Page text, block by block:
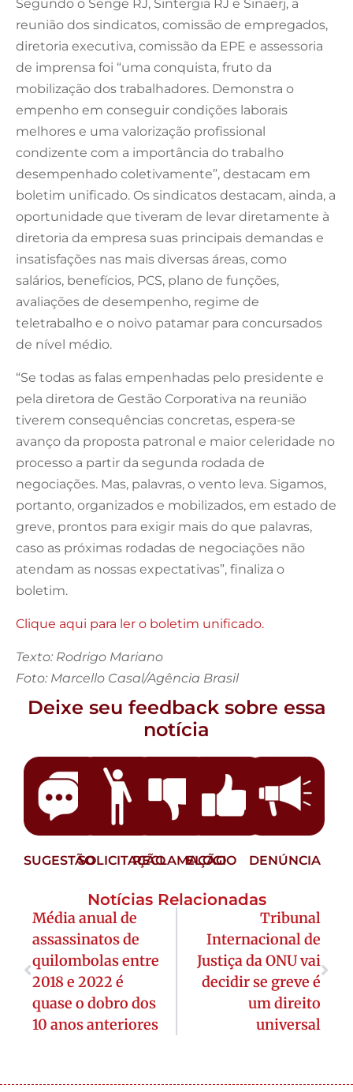
Segundo o Senge RJ, Sintergia RJ e Sinaerj, a
reunião dos sindicatos, comissão de empregados,
diretoria executiva, comissão da EPE e assessoria
de imprensa foi “uma conquista, fruto da
mobilização dos trabalhadores. Demonstra o
empenho em conseguir condições laborais
melhores e uma valorização profissional
condizente com a importância do trabalho
desempenhado coletivamente”, destacam em
boletim unificado. Os sindicatos destacam, ainda, a
oportunidade que tiveram de levar diretamente à
diretoria da empresa suas principais demandas e
insatisfações nas mais diversas áreas, como
salários, benefícios, PCS, plano de funções,
avaliações de desempenho, regime de
teletrabalho e o noivo patamar para concursados
de nível médio.
“Se todas as falas empenhadas pelo presidente e
pela diretora de Gestão Corporativa na reunião
tiverem consequências concretas, espera-se
avanço da proposta patronal e maior celeridade no
processo a partir da segunda rodada de
negociações. Mas, palavras, o vento leva. Sigamos,
portanto, organizados e mobilizados, em estado de
greve, prontos para exigir mais do que palavras,
caso as próximas rodadas de negociações não
atendam as nossas expectativas”, finaliza o
boletim.
Clique aqui para ler o boletim unificado.
Texto: Rodrigo Mariano
Foto: Marcello Casal/Agência Brasil
Deixe seu feedback sobre essa
notícia
SUGESTÃOSOLICITAÇÃORECLAMAÇÃO
ELOGIO DENÚNCIA
Notícias Relacionadas
Média anual de
assassinatos de
quilombolas entre
2018 e 2022 é
quase o dobro dos
10 anos anteriores
Tribunal
Internacional de
Justiça da ONU vai
decidir se greve é
um direito
universal